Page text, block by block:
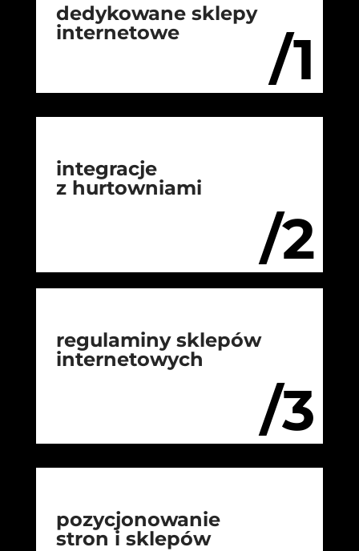
/1
dedykowane sklepy
internetowe
/2
integracje
z hurtowniami
/3
regulaminy sklepów
internetowych
pozycjonowanie
stron i sklepów